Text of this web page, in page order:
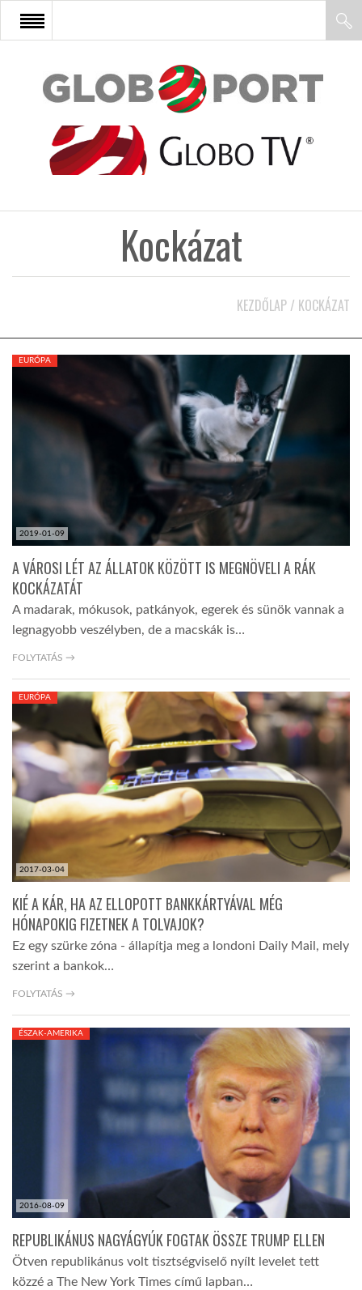
FŐOLDAL
AFRIKA
KÖZEL-KELET
A VILÁG ITTHON
GLOBOTV BP
HÍR3D
TROPICALMAGAZIN
GLOBOTV
AFRIKA TUDÁSTÁR
A NAP SZÉPE
LINKTR.EE
GLOBOZSARU
Kockázat
KEZDŐLAP / KOCKÁZAT
2019-01-09
EURÓPA
A VÁROSI LÉT AZ ÁLLATOK KÖZÖTT IS MEGNÖVELI A RÁK
KOCKÁZATÁT
A madarak, mókusok, patkányok, egerek és sünök vannak a
legnagyobb veszélyben, de a macskák is…
FOLYTATÁS →
2017-03-04
EURÓPA
KIÉ A KÁR, HA AZ ELLOPOTT BANKKÁRTYÁVAL MÉG
HÓNAPOKIG FIZETNEK A TOLVAJOK?
Ez egy szürke zóna - állapítja meg a londoni Daily Mail, mely
szerint a bankok…
FOLYTATÁS →
2016-08-09
ÉSZAK-AMERIKA
REPUBLIKÁNUS NAGYÁGYÚK FOGTAK ÖSSZE TRUMP ELLEN
Ötven republikánus volt tisztségviselő nyílt levelet tett
közzé a The New York Times című lapban…